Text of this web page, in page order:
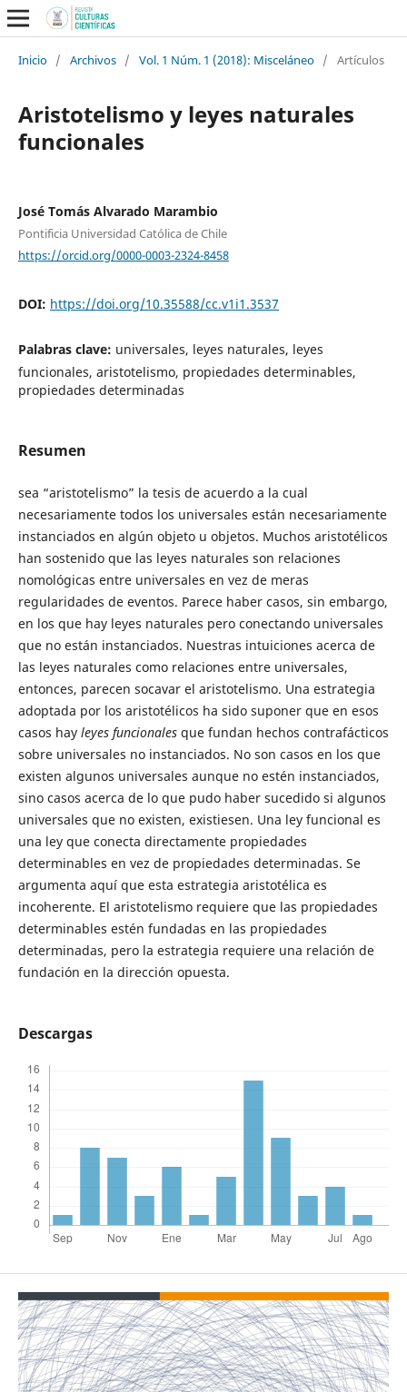
Inicio / Archivos / Vol. 1 Núm. 1 (2018): Misceláneo / Artículos
Aristotelismo y leyes naturales
funcionales
José Tomás Alvarado Marambio
Pontificia Universidad Católica de Chile
https://orcid.org/0000-0003-2324-8458
DOI: https://doi.org/10.35588/cc.v1i1.3537
Palabras clave: universales, leyes naturales, leyes
funcionales, aristotelismo, propiedades determinables,
propiedades determinadas
Resumen
sea “aristotelismo” la tesis de acuerdo a la cual
necesariamente todos los universales están necesariamente
instanciados en algún objeto u objetos. Muchos aristotélicos
han sostenido que las leyes naturales son relaciones
nomológicas entre universales en vez de meras
regularidades de eventos. Parece haber casos, sin embargo,
en los que hay leyes naturales pero conectando universales
que no están instanciados. Nuestras intuiciones acerca de
las leyes naturales como relaciones entre universales,
entonces, parecen socavar el aristotelismo. Una estrategia
adoptada por los aristotélicos ha sido suponer que en esos
casos hay leyes funcionales que fundan hechos contrafácticos
sobre universales no instanciados. No son casos en los que
existen algunos universales aunque no estén instanciados,
sino casos acerca de lo que pudo haber sucedido si algunos
universales que no existen, existiesen. Una ley funcional es
una ley que conecta directamente propiedades
determinables en vez de propiedades determinadas. Se
argumenta aquí que esta estrategia aristotélica es
incoherente. El aristotelismo requiere que las propiedades
determinables estén fundadas en las propiedades
determinadas, pero la estrategia requiere una relación de
fundación en la dirección opuesta.
Descargas